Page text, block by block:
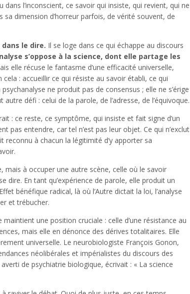
l’inconscient, ce savoir qui insiste, qui revient, qui ne
sa dimension d’horreur parfois, de vérité souvent, de
le dire. Il se loge dans ce qui échappe au discours
s’oppose à la science, dont elle partage les
elle récuse le fantasme d’une efficacité universelle,
: accueillir ce qui résiste au savoir établi, ce qui
ne produit pas de consensus ; elle ne s’érige
défi : celui de la parole, de l’adresse, de l’équivoque.
: ce reste, ce symptôme, qui insiste et fait signe d’un
pas entendre, car tel n’est pas leur objet. Ce qui n’exclut
reconnu à chacun la légitimité d’y apporter sa
mais à occuper une autre scène, celle où le savoir
En tant qu’expérience de parole, elle produit un
bénéfique radical, là où l’Autre dictait la loi, l’analyse
et trébucher.
une position cruciale : celle d’une résistance au
mais elle en dénonce des dérives totalitaires. Elle
universelle. Le neurobiologiste François Gonon,
néolibérales et impérialistes du discours des
de psychiatrie biologique, écrivait : « La science